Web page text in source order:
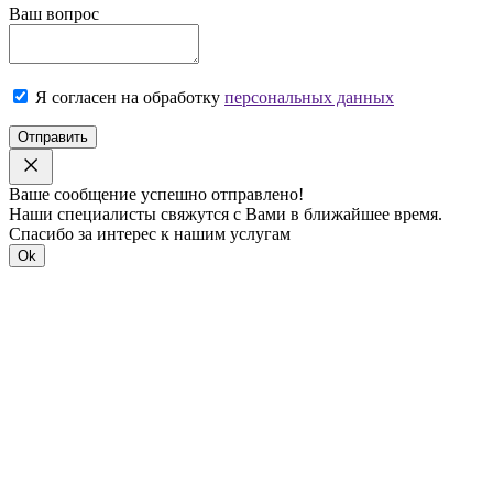
Ваш вопрос
Я согласен на обработку персональных данных
Отправить
Ваше сообщение успешно отправлено!
Наши специалисты свяжутся с Вами в ближайшее время.
Спасибо за интерес к нашим услугам
Ok